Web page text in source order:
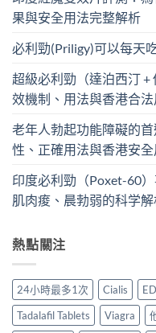
果與安全用法完整解析
必利勁(Priligy)可以每天
超級必利勁（達泊西汀
效機制、用法與香港合
老年人勃起功能障礙的
性、正確用法與香港安
印度必利勁（Poxet-60
肌肉痠、晨勃弱的科学
熱點關注
24小時最多1次 Cialis ED
Tadalafil Tablets
Viagra